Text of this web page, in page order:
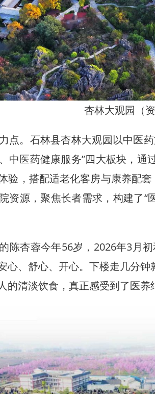
杏林大观园（资
。石林县杏林大观园以中医药
中医药健康服务”四大板块，
验，搭配适老化客房与康养配
资源，聚焦长者需求，构建了
杏蓉今年56岁，2026年3月初
心、舒心、开心。下楼走几分
的清淡饮食，真正感受到了医养
中企承建东南亚单体最大光伏项目